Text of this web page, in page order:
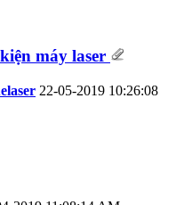
máy laser
22-05-2019 10:26:08